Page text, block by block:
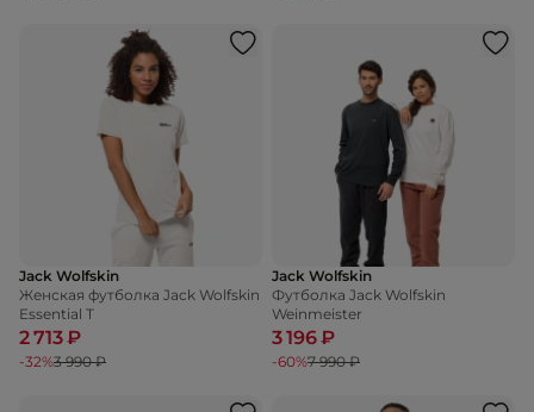
Jack Wolfskin
Женская футболка Jack Wolfskin
Essential T
2 713 ₽
-32%3 990 ₽
Jack Wolfskin
Футболка Jack Wolfskin
Weinmeister
3 196 ₽
-60%7 990 ₽